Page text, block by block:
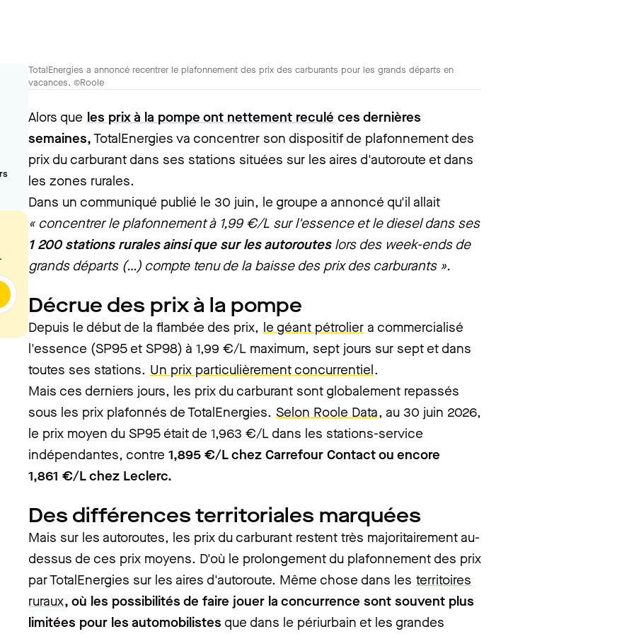
TotalEnergies a annoncé recentrer le plafonnement des prix des carburants pour les grands départs en
vacances. ©Roole
Alors que les prix à la pompe ont nettement reculé ces dernières
semaines,TotalEnergies va concentrer son dispositif de plafonnement des
prix du carburant dans ses stations situées sur les aires d'autoroute et dans
les zones rurales.
Dans un communiqué publié le 30 juin, le groupe a annoncé qu'il allait
« concentrer le plafonnement à 1,99 €/L sur l'essence et le diesel dans ses
1 200 stations rurales ainsi que sur les autorouteslors des week-ends de
grands départs (…) compte tenu de la baisse des prix des carburants ».
Décrue des prix à la pompe
Depuis le début de la flambée des prix, le géant pétrolier a commercialisé
l'essence (SP95 et SP98) à 1,99 €/L maximum, sept jours sur sept et dans
toutes ses stations. Un prix particulièrement concurrentiel.
Mais ces derniers jours, les prix du carburant sont globalement repassés
sous les prix plafonnés de TotalEnergies. Selon Roole Data, au 30 juin 2026,
le prix moyen du SP95 était de 1,963 €/L dans les stations-service
indépendantes, contre 1,895 €/L chez Carrefour Contact ou encore
1,861 €/L chez Leclerc.
Des différences territoriales marquées
Mais sur les autoroutes, les prix du carburant restent très majoritairement au-
dessus de ces prix moyens. D'où le prolongement du plafonnement des prix
par TotalEnergies sur les aires d'autoroute. Même chose dans les territoires
ruraux, où les possibilités de faire jouer la concurrence sont souvent plus
limitées pour les automobilistes que dans le périurbain et les grandes